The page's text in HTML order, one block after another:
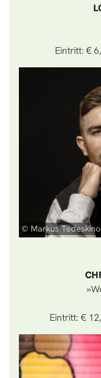
Eintritt: €
© Markus Tedeskino
Eintritt: €